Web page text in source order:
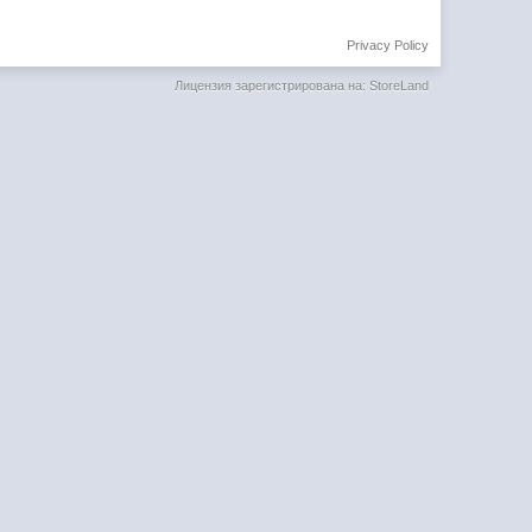
Privacy Policy
Лицензия зарегистрирована на: StoreLand